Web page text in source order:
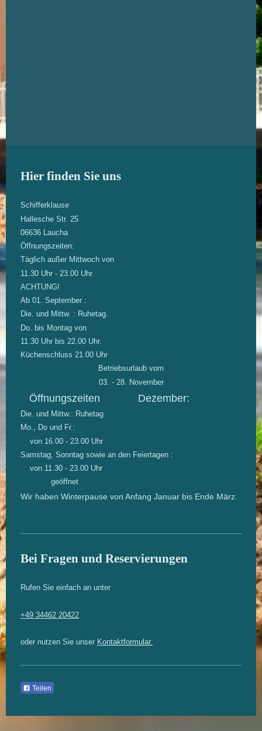
Hier finden Sie uns
Schifferklause
Hallesche Str. 25
06636 Laucha
Öffnungszeiten:
Täglich außer Mittwoch von
11.30 Uhr - 23.00 Uhr
ACHTUNG!
Ab 01. September :
Die. und Mittw. : Ruhetag.
Do. bis Montag von
11.30 Uhr bis 22.00 Uhr.
Küchenschluss 21.00 Uhr
Betriebsurlaub vom
03. - 28. November
Öffnungszeiten Dezember:
Die. und Mittw.: Ruhetag
Mo., Do und Fr.:
von 16.00 - 23.00 Uhr
Samstag, Sonntag sowie an den Feiertagen :
von 11.30 - 23.00 Uhr
geöffnet
Wir haben Winterpause von Anfang Januar bis Ende März.
Bei Fragen und Reservierungen
Rufen Sie einfach an unter
+49 34462 20422
oder nutzen Sie unser Kontaktformular.
Teilen